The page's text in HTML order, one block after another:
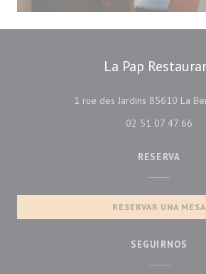
La Pap
1 rue des Jardins 85610 La
02 51 07 47 66
RESERVA
RESERVAR UNA MESA
SEGUIRNOS